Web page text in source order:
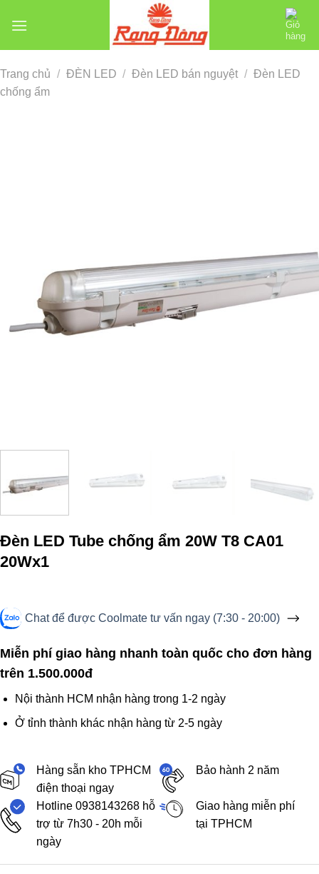
đến
Trang chủ / ĐÈN LED / Đèn LED bán nguyệt / Đèn LED
chống ẩm
Đèn LED Tube chống ẩm 20W T8 CA01
20Wx1
Chat để được Coolmate tư vấn ngay (7:30 - 20:00)
Miễn phí giao hàng nhanh toàn quốc cho đơn hàng
trên 1.500.000đ
Nội thành HCM nhận hàng trong 1-2 ngày
Ở tỉnh thành khác nhận hàng từ 2-5 ngày
Hàng sẵn kho TPHCM
điện thoại ngay
Bảo hành 2 năm
Hotline 0938143268 hỗ
trợ từ 7h30 - 20h mỗi
ngày
Giao hàng miễn phí
tại TPHCM